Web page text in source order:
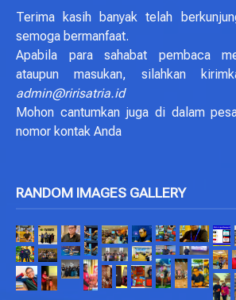
Terima kasih banyak telah
semoga bermanfaat.
Apabila para sahabat pembaca
ataupun masukan, silahkan
admin@ririsatria.id
Mohon cantumkan juga di dalam
nomor kontak Anda
RANDOM IMAGES GALLERY